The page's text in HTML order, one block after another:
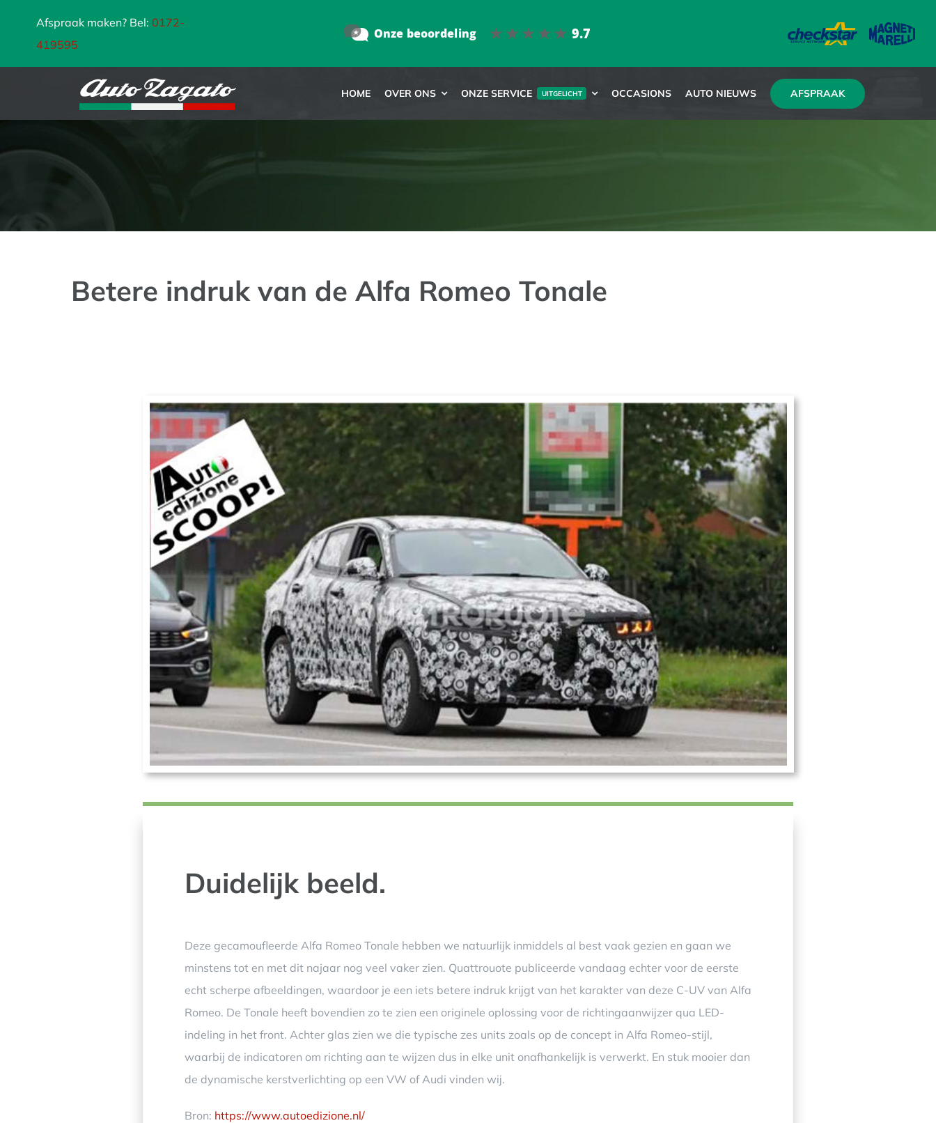
Afspraak maken? Bel: 0172-
419595
HOME OVER ONS ONZE SERVICE UITGELICHT OCCASIONS AUTO NIEUWS AFSPRAAK
Betere indruk van de Alfa Romeo Tonale
Duidelijk beeld.
Deze gecamoufleerde Alfa Romeo Tonale hebben we natuurlijk inmiddels al best vaak gezien en gaan we
minstens tot en met dit najaar nog veel vaker zien. Quattrouote publiceerde vandaag echter voor de eerste
echt scherpe afbeeldingen, waardoor je een iets betere indruk krijgt van het karakter van deze C-UV van Alfa
Romeo. De Tonale heeft bovendien zo te zien een originele oplossing voor de richtingaanwijzer qua LED-
indeling in het front. Achter glas zien we die typische zes units zoals op de concept in Alfa Romeo-stijl,
waarbij de indicatoren om richting aan te wijzen dus in elke unit onafhankelijk is verwerkt. En stuk mooier dan
de dynamische kerstverlichting op een VW of Audi vinden wij.
Bron: https://www.autoedizione.nl/